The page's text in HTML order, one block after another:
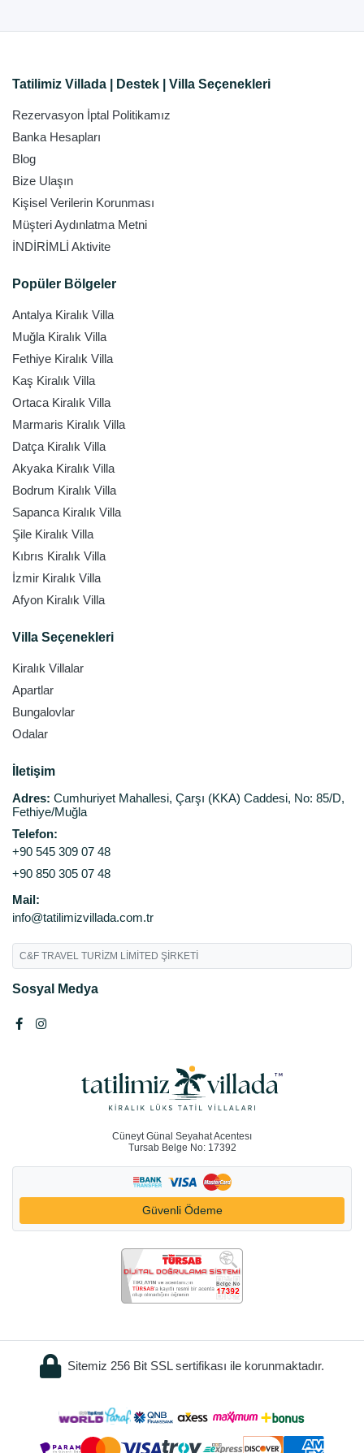
Tatilimiz Villada | Destek | Villa Seçenekleri
Rezervasyon İptal Politikamız
Banka Hesapları
Blog
Bize Ulaşın
Kişisel Verilerin Korunması
Müşteri Aydınlatma Metni
İNDİRİMLİ Aktivite
Popüler Bölgeler
Antalya Kiralık Villa
Muğla Kiralık Villa
Fethiye Kiralık Villa
Kaş Kiralık Villa
Ortaca Kiralık Villa
Marmaris Kiralık Villa
Datça Kiralık Villa
Akyaka Kiralık Villa
Bodrum Kiralık Villa
Sapanca Kiralık Villa
Şile Kiralık Villa
Kıbrıs Kiralık Villa
İzmir Kiralık Villa
Afyon Kiralık Villa
Villa Seçenekleri
Kiralık Villalar
Apartlar
Bungalovlar
Odalar
İletişim
Adres: Cumhuriyet Mahallesi, Çarşı (KKA) Caddesi, No: 85/D,
Fethiye/Muğla
Telefon:
+90 545 309 07 48
+90 850 305 07 48
Mail:
info@tatilimizvillada.com.tr
C&F TRAVEL TURİZM LİMİTED ŞİRKETİ
Sosyal Medya
Cüneyt Günal Seyahat Acentesı
Tursab Belge No: 17392
Güvenli Ödeme
Sitemiz 256 Bit SSL sertifikası ile korunmaktadır.